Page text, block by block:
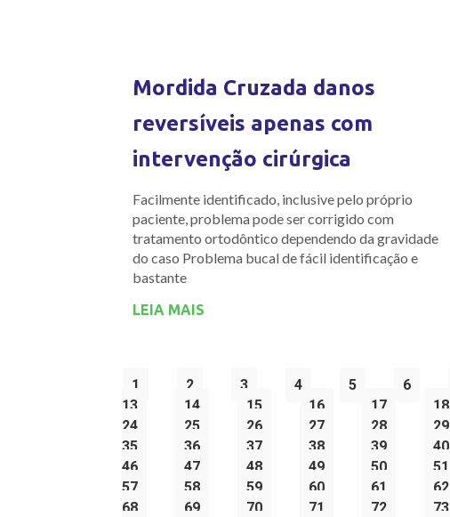
Mordida Cruzada danos
reversíveis apenas com
intervenção cirúrgica
Facilmente identificado, inclusive pelo próprio
paciente, problema pode ser corrigido com
tratamento ortodôntico dependendo da gravidade
do caso Problema bucal de fácil identificação e
bastante
LEIA MAIS
1 2 3 4 5 6
13
14 15 16 17 18
24
25 26 27 28 29
35
36 37 38 39 40
46
47 48 49 50 51
57
58 59 60 61 62
68
69 70 71 72 73